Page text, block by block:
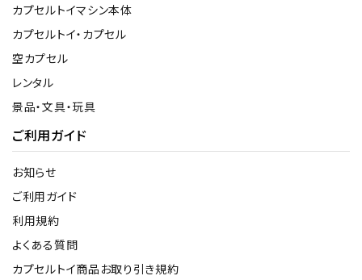
カプセルトイマシン本体
カプセルトイ・カプセル
空カプセル
レンタル
景品・文具・玩具
ご利用ガイド
お知らせ
ご利用ガイド
利用規約
よくある質問
カプセルトイ商品お取り引き規約